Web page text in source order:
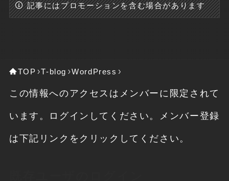
記事にはプロモーションを含む場合があります
TOP T-blog WordPress
この情報へのアクセスはメンバーに限定されて
います。ログインしてください。メンバー登録
は下記リンクをクリックしてください。